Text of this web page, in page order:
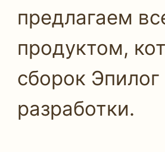
предлагаем
продуктом,
сборок
разработки.